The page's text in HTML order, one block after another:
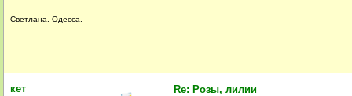
Светлана. Одесса.
кет Re: Розы, лилии